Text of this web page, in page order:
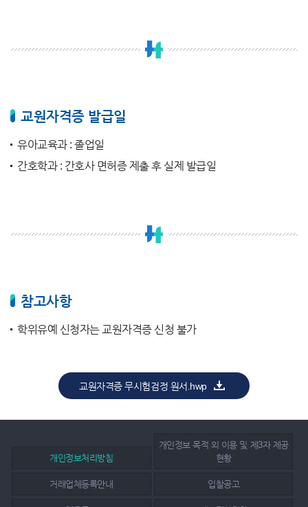
교원자격증 발급일
유아교육과 : 졸업일
간호학과 : 간호사 면허증 제출 후 실제 발급일
참고사항
학위유예 신청자는 교원자격증 신청 불가
교원자격증 무시험검정 원서.hwp
개인정보처리방침
개인정보 목적 외 이용 및 제3자 제공
현황
거래업체등록안내 입찰공고